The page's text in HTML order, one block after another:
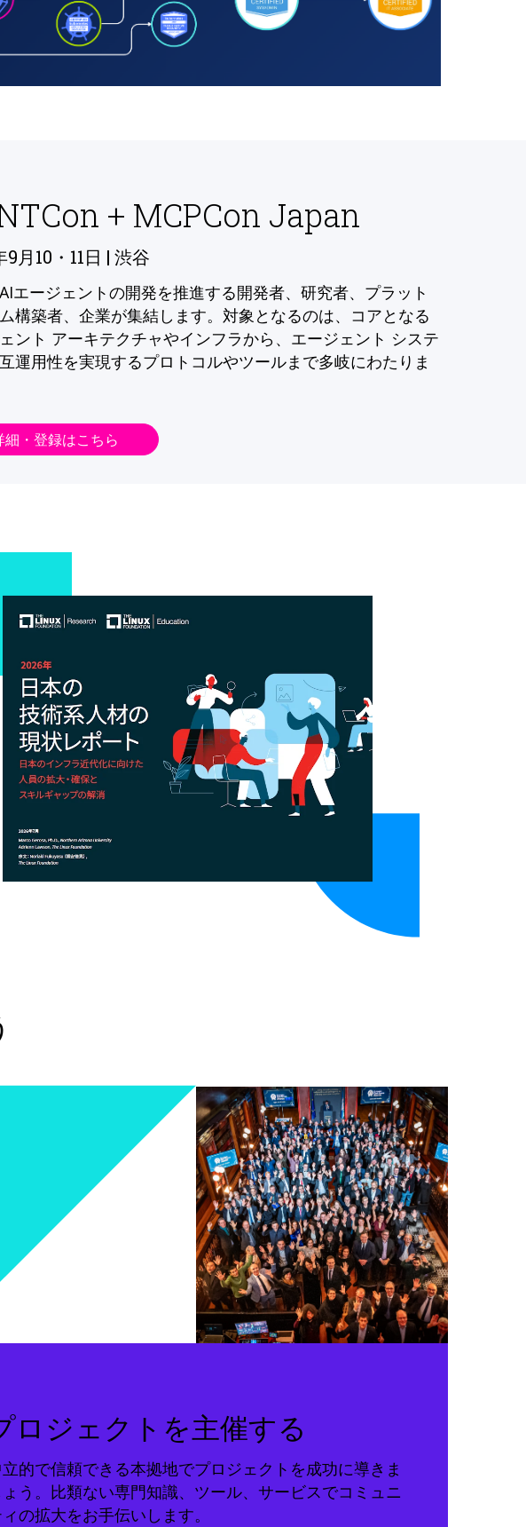
+ MCPCon Japan
9月10・11日 | 渋谷
エージェントの開発を推進する開発者、研究者、プラット
構築者、企業が集結します。対象となるのは、コアとなる
ント アーキテクチャやインフラから、エージェント システ
運用性を実現するプロトコルやツールまで多岐にわたりま
細・登録はこちら
ロジェクトを主催する
的で信頼できる本拠地でプロジェクトを成功に導きま
ょう。比類ない専門知識、ツール、サービスでコミュニ
の拡大をお手伝いします。